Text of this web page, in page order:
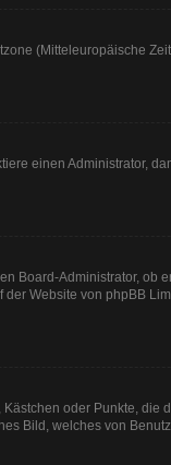
(Mitteleuropäische
einen Administrator,
Board-Administrator, ob
der Website von phpBB
oder Punkte, die
Bild, welches von